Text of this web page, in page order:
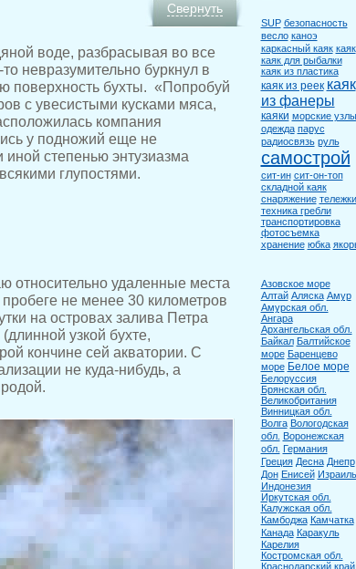
Свернуть
воде, разбрасывая во все
невразумительно буркнул в
поверхность бухты. «Попробуй
с увесистыми кусками мяса,
компания
у подножий еще не
иной степенью энтузиазма
глупостями.
относительно удаленные места
не менее 30 километров
на островах залива Петра
узкой бухте,
кончине сей акватории. С
не куда-нибудь, а
SUP безопасность
весло каноэ
каркасный каяк каяк
каяк для рыбалки
каяк из пластика
каяк из реек каяк
из фанеры
каяки морские узлы
одежда парус
радиосвязь руль
самострой
сит-ин сит-он-топ
складной каяк
снаряжение тележки
техника гребли
транспортировка
фотосъемка
хранение юбка
Азовское море
Алтай Аляска Амур
Амурская обл.
Ангара
Архангельская обл.
Байкал Балтийское
море Баренцево
море Белое море
Белоруссия
Брянская обл.
Великобритания
Винницкая обл.
Волга Вологодская
обл. Воронежская
обл. Германия
Греция Десна Днепр
Дон Енисей Израиль
Индонезия
Иркутская обл.
Калужская обл.
Камбоджа Камчатка
Канада Каракуль
Карелия
Костромская обл.
Краснодарский край